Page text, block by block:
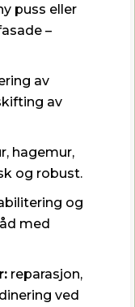
puss eller
–
av
av
hagemur,
og robust.
og
med
reparasjon,
ved